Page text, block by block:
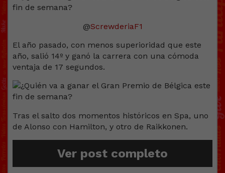
@ScrewderiaF1
El año pasado, con menos superioridad que este
año, salió 14º y ganó la carrera con una cómoda
ventaja de 17 segundos.
Tras el salto dos momentos históricos en Spa, uno
de Alonso con Hamilton, y otro de Raikkonen.
Ver post completo